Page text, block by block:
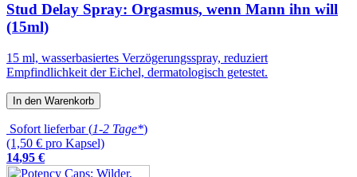
Stud Delay Spray: Orgasmus, wenn Mann ihn will
(15ml)
15 ml, wasserbasiertes Verzögerungsspray, reduziert
Empfindlichkeit der Eichel, dermatologisch getestet.
In den Warenkorb
Sofort lieferbar (1-2 Tage*)
(1,50 € pro Kapsel)
14,95 €